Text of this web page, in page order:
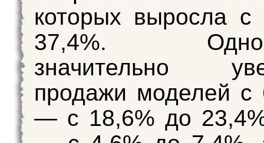
которых выросла
37,4%.
значительно
продажи моделей
— с 18,6% до